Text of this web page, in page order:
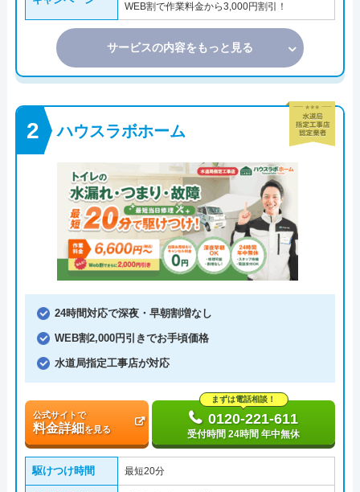
WEB割で作業料金から3,000円割引！
サービスの内容をもっと見る
ハウスラボホーム
24時間対応で深夜・早朝割増なし
WEB割2,000円引きでお手頃価格
水道局指定工事店が対応
公式サイトで
料金詳細を見る
まずは電話相談！
0120-221-611
受付時間 24時間 年中無休
駆けつけ時間 最短20分